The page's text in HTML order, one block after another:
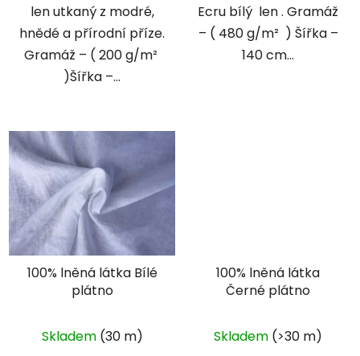
len utkaný z modré,
hnědé a přírodní příze.
Gramáž – ( 200 g/m²
)Šířka –...
Ecru bílý len . Gramáž
– ( 480 g/m² ) Šířka –
140 cm...
100% lněná látka Bílé
plátno
Skladem (30 m)
100% lněná látka
Černé plátno
Skladem (>30 m)